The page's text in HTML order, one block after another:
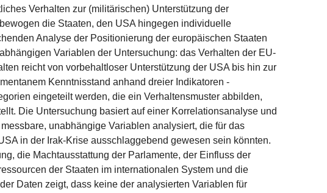
Verhalten zur (militärischen) Unterstützung der
die Staaten, den USA hingegen individuelle
Analyse der Positionierung der europäischen Staaten
Variablen der Untersuchung: das Verhalten der EU-
reicht von vorbehaltloser Unterstützung der USA bis hin zur
Kenntnisstand anhand dreier Indikatoren -
eingeteilt werden, die ein Verhaltensmuster abbilden,
Die Untersuchung basiert auf einer Korrelationsanalyse und
unabhängige Variablen analysiert, die für das
in der Irak-Krise ausschlaggebend gewesen sein könnten.
die Machtausstattung der Parlamente, der Einfluss der
der Staaten im internationalen System und die
Daten zeigt, dass keine der analysierten Variablen für